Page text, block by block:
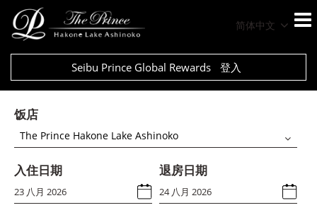
简体中文
Seibu Prince Global Rewards 登入
饭店
The Prince Hakone Lake Ashinoko
入住日期 退房日期